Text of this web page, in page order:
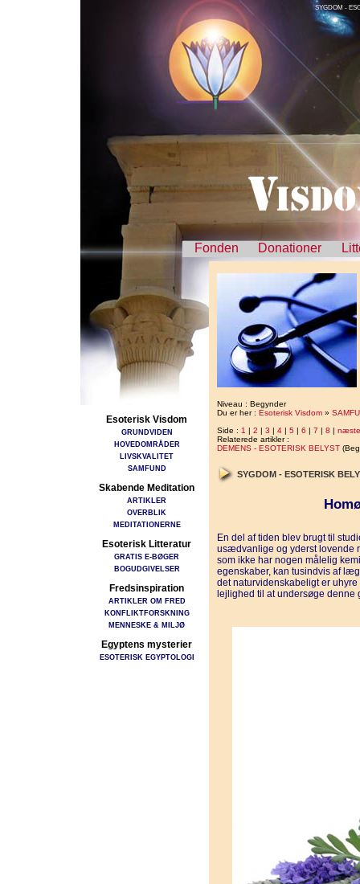
SYGDOM -
Fonden Donationer
Esoterisk Visdom
GRUNDVIDEN
HOVEDOMRÅDER
LIVSKVALITET
SAMFUND
Skabende Meditation
ARTIKLER
OVERBLIK
MEDITATIONERNE
Esoterisk Litteratur
GRATIS E-BØGER
BOGUDGIVELSER
Fredsinspiration
ARTIKLER OM FRED
KONFLIKTFORSKNING
MENNESKE & MILJØ
Egyptens mysterier
ESOTERISK EGYPTOLOGI
Niveau : Begynder
Du er her : Esoterisk Visdom »
Side : 1 | 2 | 3 | 4 | 5 | 6 | 7 | 8 | næste
Relaterede artikler :
DEMENS - ESOTERISK BELYST
SYGDOM - ESOTERISK
En del af tiden blev brugt til
usædvanlige og yderst lovende
som ikke har nogen målelig
egenskaber, kan tusindvis af
det naturvidenskabeligt er
lejlig­hed til at undersøge